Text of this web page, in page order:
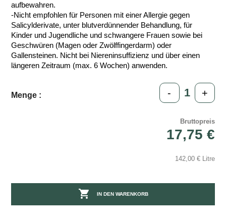
aufbewahren.
-Nicht empfohlen für Personen mit einer Allergie gegen
Salicylderivate, unter blutverdünnender Behandlung, für
Kinder und Jugendliche und schwangere Frauen sowie bei
Geschwüren (Magen oder Zwölffingerdarm) oder
Gallensteinen. Nicht bei Niereninsuffizienz und über einen
längeren Zeitraum (max. 6 Wochen) anwenden.
Menge : - +
Bruttopreis
17,75 €
142,00 € Litre
 IN DEN WARENKORB